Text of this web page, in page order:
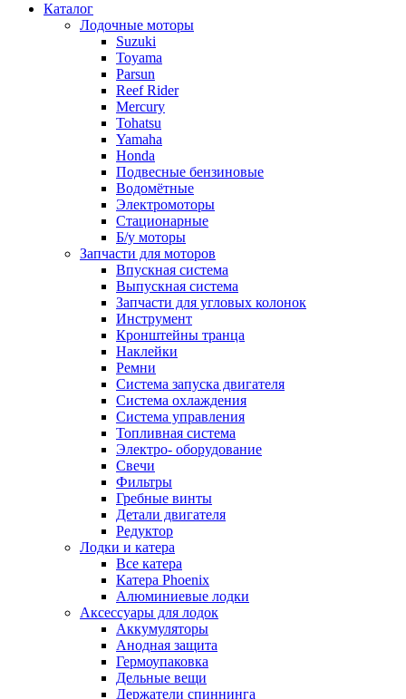
Каталог
Лодочные моторы
Suzuki
Toyama
Parsun
Reef Rider
Mercury
Tohatsu
Yamaha
Honda
Подвесные бензиновые
Водомётные
Электромоторы
Стационарные
Б/у моторы
Запчасти для моторов
Впускная система
Выпускная система
Запчасти для угловых колонок
Инструмент
Кронштейны транца
Наклейки
Ремни
Система запуска двигателя
Система охлаждения
Система управления
Топливная система
Электро- оборудование
Свечи
Фильтры
Гребные винты
Детали двигателя
Редуктор
Лодки и катера
Все катера
Катера Phoenix
Алюминиевые лодки
Аксессуары для лодок
Аккумуляторы
Анодная защита
Гермоупаковка
Дельные вещи
Держатели спиннинга